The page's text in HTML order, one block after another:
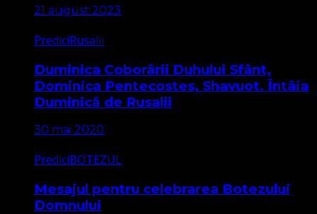
21 august 2023
PrediciRusalii
Duminica Coborârii Duhului Sfânt,
Dominica Pentecostes, Shavuot. Întâia
Duminică de Rusalii
30 mai 2020
PrediciBOTEZUL
Mesajul pentru celebrarea Botezului
Domnului